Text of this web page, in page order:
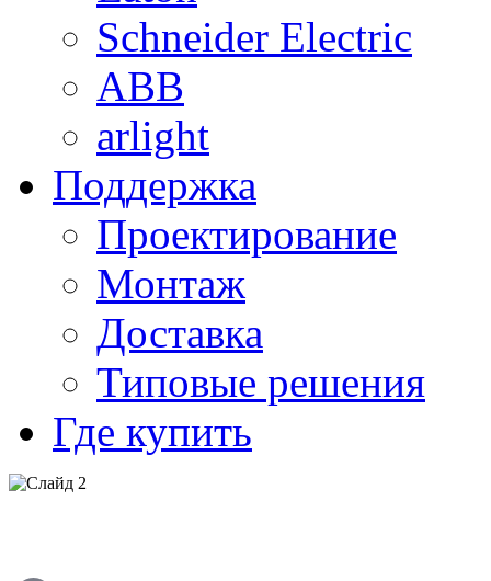
Schneider Electric
ABB
arlight
Поддержка
Проектирование
Монтаж
Доставка
Типовые решения
Где купить